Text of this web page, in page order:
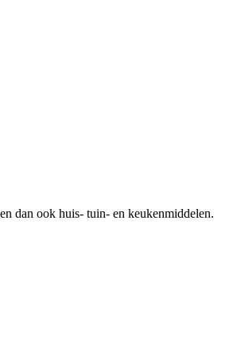
dan ook huis- tuin- en keukenmiddelen.